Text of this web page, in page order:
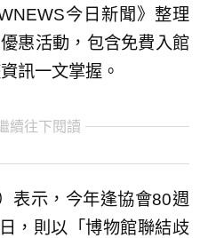
今日新聞》整理
惠活動，包含免費入館
訊一文掌握。
續往下閱讀
表示，今年逢協會80週
，則以「博物館聯結歧